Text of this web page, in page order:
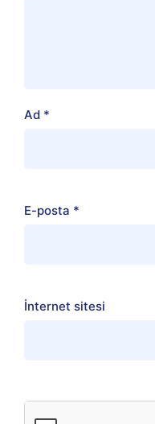
Ad *
E-posta *
İnternet sitesi